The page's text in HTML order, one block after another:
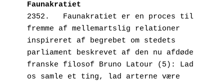
Faunakratiet
2352.   Faunakratiet er en proces til
fremme af mellemartslig relationer
inspireret af begrebet om stedets
parliament beskrevet af den nu afdøde
franske filosof Bruno Latour (5): Lad
os samle et ting, lad arterne være